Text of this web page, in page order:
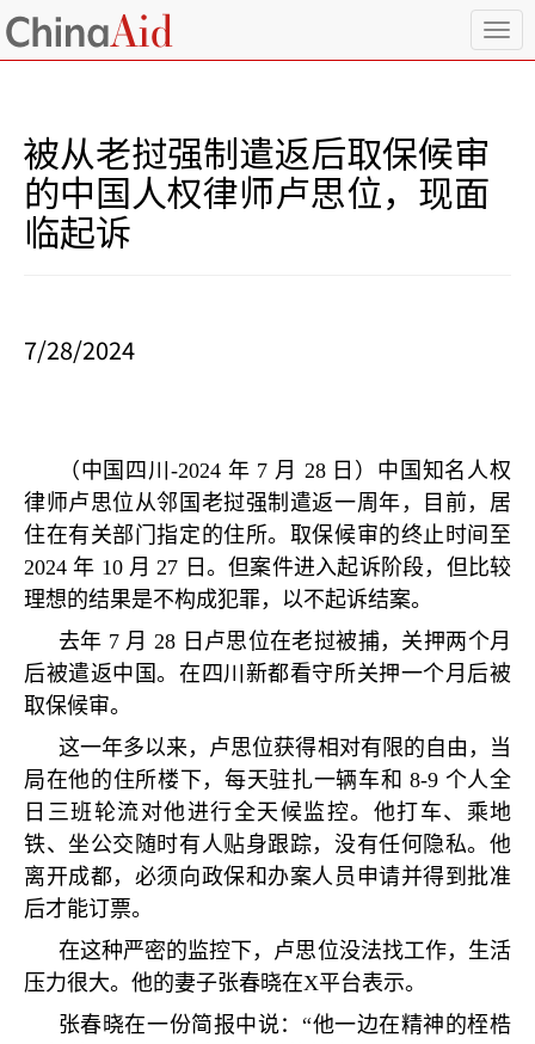
T
o
被从老挝强制遣返后取保候审
的中国人权律师卢思位，现面
临起诉
7/28/2024
（中国四川 -2024 年 7 月 28 日）中国知名人权
律师卢思位从邻国老挝强制遣返一周年，目前，居
住在有关部门指定的住所。取保候审的终止时间至
2024年 10 月 27 日。但案件进入起诉阶段，但比较
理想的结果是不构成犯罪，以不起诉结案。
去年 7 月 28 日卢思位在老挝被捕，关押两个月
后被遣返中国。在四川新都看守所关押一个月后被
取保候审。
这一年多以来，卢思位获得相对有限的自由，当
局在他的住所楼下，每天驻扎一辆车和 8-9 个人全
日三班轮流对他进行全天候监控。他打车、乘地
铁、坐公交随时有人贴身跟踪，没有任何隐私。他
离开成都，必须向政保和办案人员申请并得到批准
后才能订票。
在这种严密的监控下，卢思位没法找工作，生活
压力很大。他的妻子张春晓在X平台表示。
张春晓在一份简报中说： “他一边在精神的桎梏